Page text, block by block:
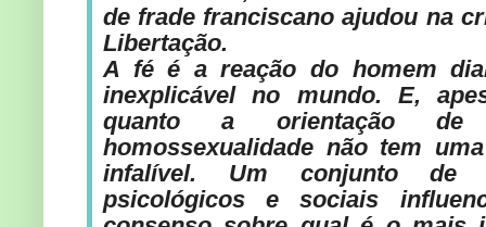
de frade franciscano ajudou na
Libertação.
A fé é a reação do homem
inexplicável no mundo. E,
quanto a orientação
homossexualidade não tem
infalível. Um conjunto de
psicológicos e sociais